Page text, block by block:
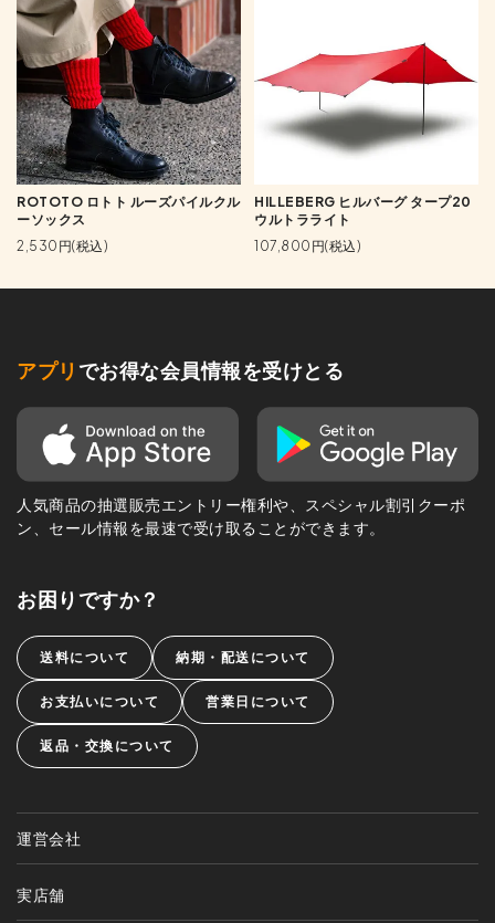
ROTOTO ロトト ルーズパイルクル
ーソックス
2,530円(税込)
HILLEBERG ヒルバーグ タープ20
ウルトラライト
107,800円(税込)
アプリ でお得な会員情報を受けとる
人気商品の抽選販売エントリー権利や、スペシャル割引クーポ
ン、セール情報を最速で受け取ることができます。
お困りですか？
送料について 納期・配送について
お支払いについて 営業日について
返品・交換について
運営会社
実店舗